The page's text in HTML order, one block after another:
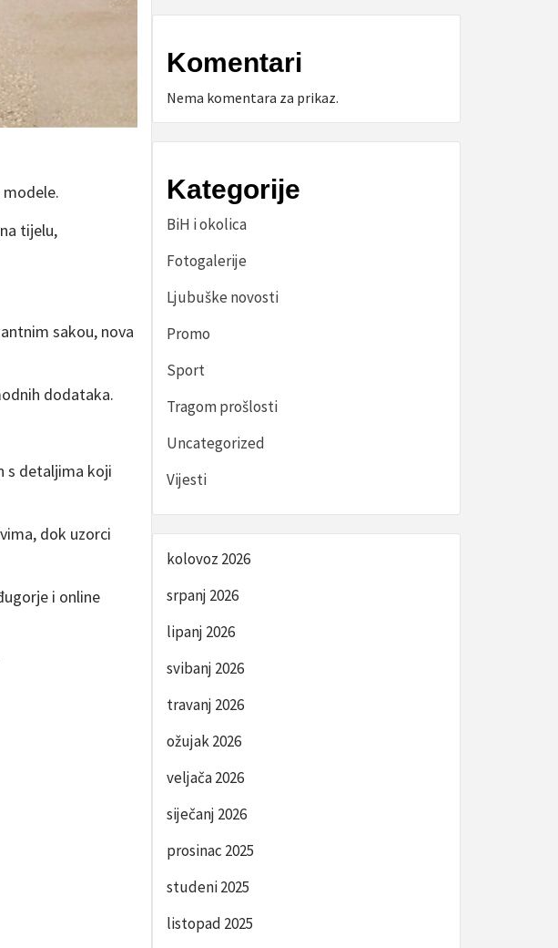
tijelu,
sakou, nova
dodataka.
s detaljima koji
dok uzorci
i online
Komentari
Nema komentara za prikaz.
Kategorije
BiH i okolica
Fotogalerije
Ljubuške novosti
Promo
Sport
Tragom prošlosti
Uncategorized
Vijesti
kolovoz 2026
srpanj 2026
lipanj 2026
svibanj 2026
travanj 2026
ožujak 2026
veljača 2026
siječanj 2026
prosinac 2025
studeni 2025
listopad 2025